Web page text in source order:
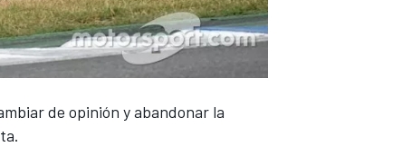
de opinión y abandonar la